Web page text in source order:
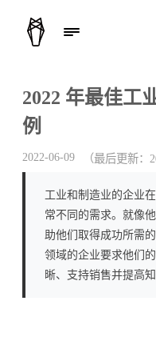
2022 年最佳工
例
2022-06-09 （最后更新：
工业和制造业的企业
常不同的需求。就像
助他们取得成功所需
领域的企业要求他们
晰、支持销售并提高知